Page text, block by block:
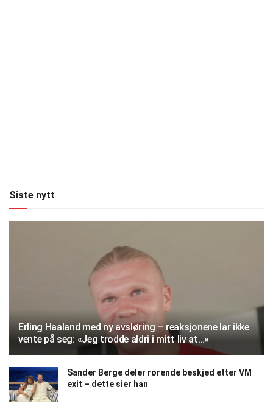
Siste nytt
Erling Haaland med ny avsløring – reaksjonene lar ikke
vente på seg: «Jeg trodde aldri i mitt liv at…»
Sander Berge deler rørende beskjed etter VM
exit – dette sier han